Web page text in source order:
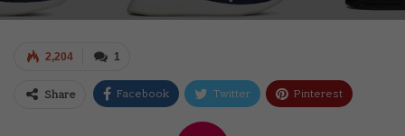
1
2,204
Share Facebook Twitter Pinterest